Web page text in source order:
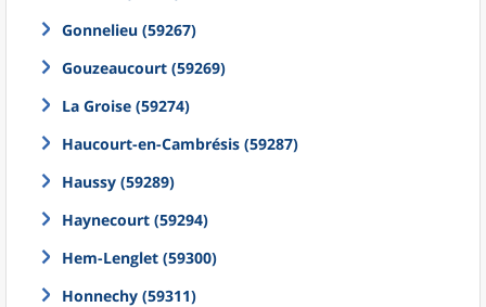
Gonnelieu (59267)
Gouzeaucourt (59269)
La Groise (59274)
Haucourt-en-Cambrésis (59287)
Haussy (59289)
Haynecourt (59294)
Hem-Lenglet (59300)
Honnechy (59311)